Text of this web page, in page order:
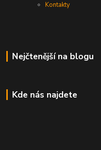
Kontakty
Nejčtenější na blogu
Kde nás najdete